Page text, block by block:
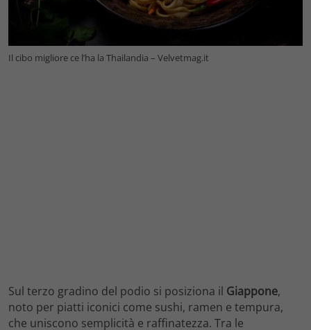
Il cibo migliore ce l’ha la Thailandia – Velvetmag.it
Sul terzo gradino del podio si posiziona il Giappone,
noto per piatti iconici come sushi, ramen e tempura,
che uniscono semplicità e raffinatezza. Tra le